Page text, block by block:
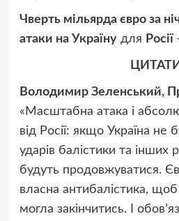
Чверть мільярда євро за
атаки на Українудля Росії
ЦИТАТИ
Володимир Зеленський,
«Масштабна атака і
від Росії: якщо Україна не
ударів балістики та інших
будуть продовжуватися.
власна антибалістика,
могла закінчитись. І